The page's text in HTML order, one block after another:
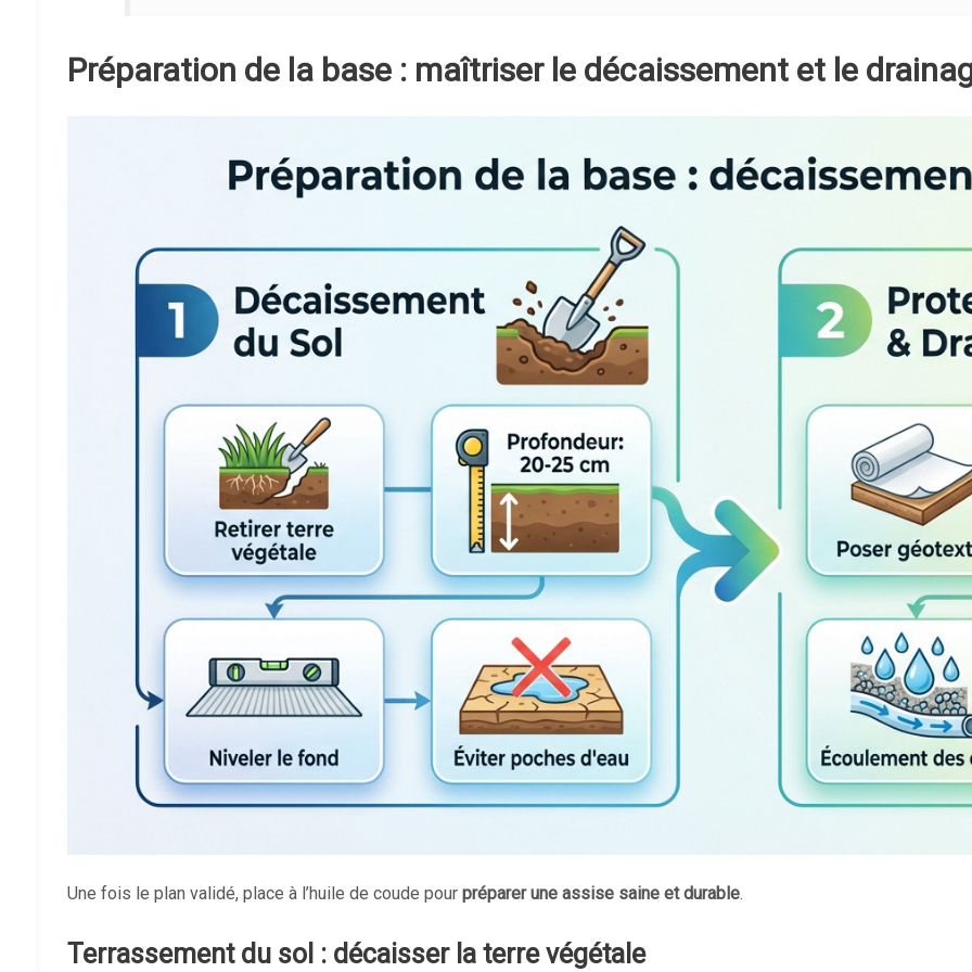
Préparation de la base : maîtriser le décaissement et le
Une fois le plan validé, place à l’huile de coude pour préparer une assise saine et durable.
Terrassement du sol : décaisser la terre végétale